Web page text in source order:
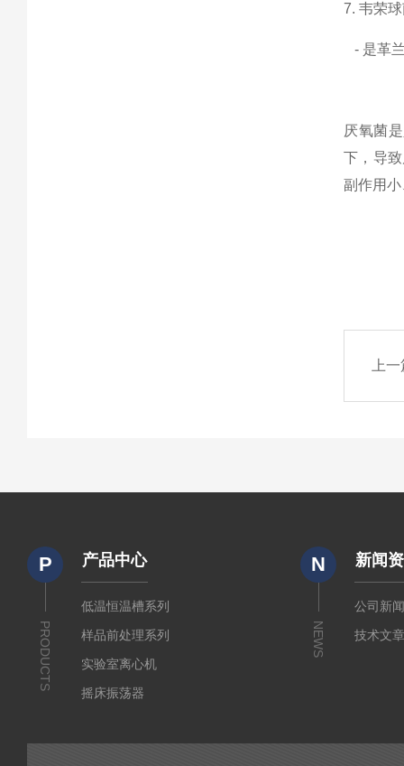
7. 韦荣
- 是革
厌氧菌
下，导
副作用
上
P
PRODUCTS
产品中心
低温恒温槽系列
样品前处理系列
实验室离心机
摇床振荡器
N
NEWS
新闻
公司新
技术文